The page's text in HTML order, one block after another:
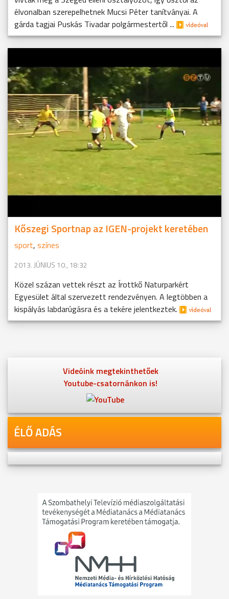
élvonalban szerepelhetnek Mucsi Péter tanítványai. A
gárda tagjai Puskás Tivadar polgármestertől ...
Kőszegi Sportnap az IGEN-projekt keretében
sport, színes
2013. JÚNIUS 10., 18:32
Közel százan vettek részt az Írottkő Naturparkért
Egyesület által szervezett rendezvényen. A legtöbben a
kispályás labdarúgásra és a tekére jelentkeztek.
Videóink megtekinthetőek
Youtube-csatornánkon is!
ÉLŐ ADÁS